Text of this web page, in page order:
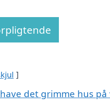
det grimme hus på